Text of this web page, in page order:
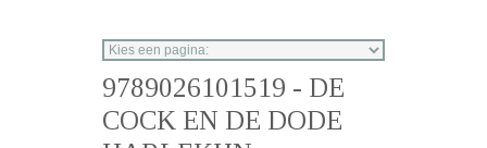
9789026101519 - DE
COCK EN DE DODE